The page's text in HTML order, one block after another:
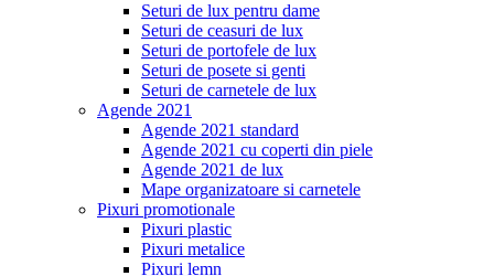
Seturi de lux pentru dame
Seturi de ceasuri de lux
Seturi de portofele de lux
Seturi de posete si genti
Seturi de carnetele de lux
Agende 2021
Agende 2021 standard
Agende 2021 cu coperti din piele
Agende 2021 de lux
Mape organizatoare si carnetele
Pixuri promotionale
Pixuri plastic
Pixuri metalice
Pixuri lemn